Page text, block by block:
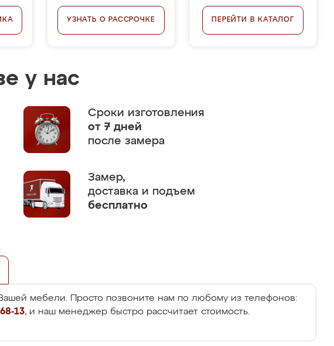
УЗНАТЬ О РАССРОЧКЕ ПЕРЕЙТИ В КАТАЛОГ
у нас
Сроки изготовления
от 7 дней
после замера
Замер,
доставка и подъем
бесплатно
мебели. Просто позвоните нам по любому из телефонов:
13, и наш менеджер быстро рассчитает стоимость.